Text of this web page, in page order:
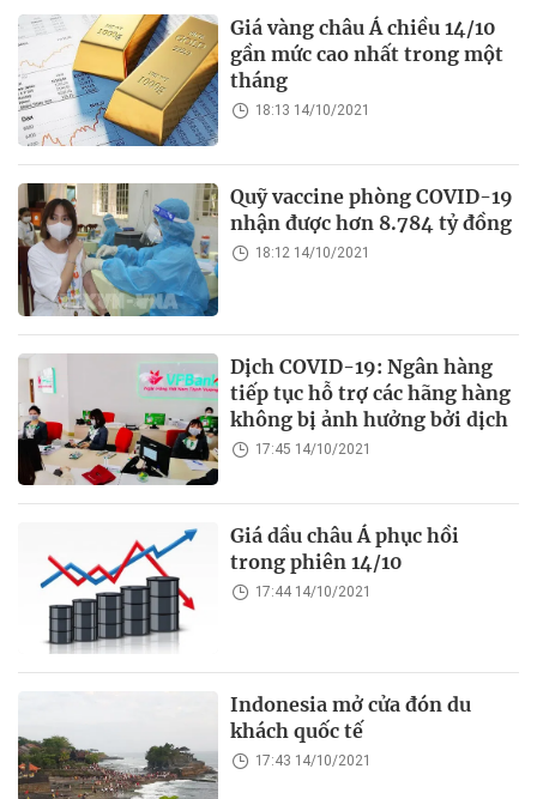
Giá vàng châu Á chiều 14/10
gần mức cao nhất trong một
tháng
18:13 14/10/2021
Quỹ vaccine phòng COVID-19
nhận được hơn 8.784 tỷ đồng
18:12 14/10/2021
Dịch COVID-19: Ngân hàng
tiếp tục hỗ trợ các hãng hàng
không bị ảnh hưởng bởi dịch
17:45 14/10/2021
Giá dầu châu Á phục hồi
trong phiên 14/10
17:44 14/10/2021
Indonesia mở cửa đón du
khách quốc tế
17:43 14/10/2021